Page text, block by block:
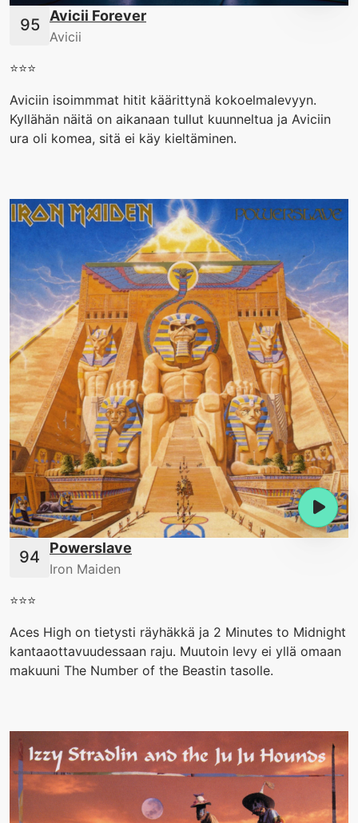
Avicii Forever
Avicii
⭐️⭐️⭐️
Aviciin isoimmmat hitit käärittynä kokoelmalevyyn.
Kyllähän näitä on aikanaan tullut kuunneltua ja Aviciin
ura oli komea, sitä ei käy kieltäminen.
Powerslave
Iron Maiden
⭐️⭐️⭐️
Aces High on tietysti räyhäkkä ja 2 Minutes to Midnight
kantaaottavuudessaan raju. Muutoin levy ei yllä omaan
makuuni The Number of the Beastin tasolle.